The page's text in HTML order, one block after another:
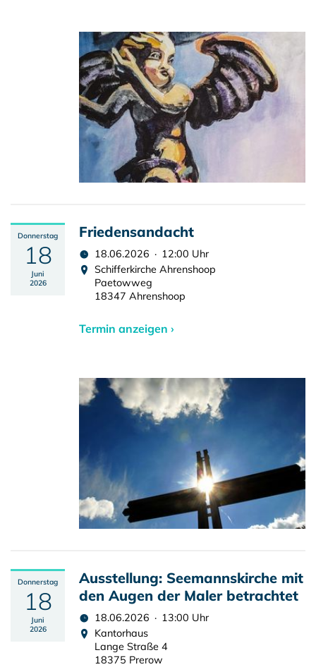
Donnerstag
18
Juni
2026
Friedensandacht
18.06.2026 · 12:00 Uhr
Schifferkirche Ahrenshoop
Paetowweg
18347 Ahrenshoop
Termin anzeigen ›
Donnerstag
18
Juni
2026
Ausstellung: Seemannskirche mit
den Augen der Maler betrachtet
18.06.2026 · 13:00 Uhr
Kantorhaus
Lange Straße 4
18375 Prerow